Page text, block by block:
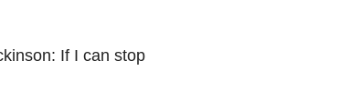
If I can stop